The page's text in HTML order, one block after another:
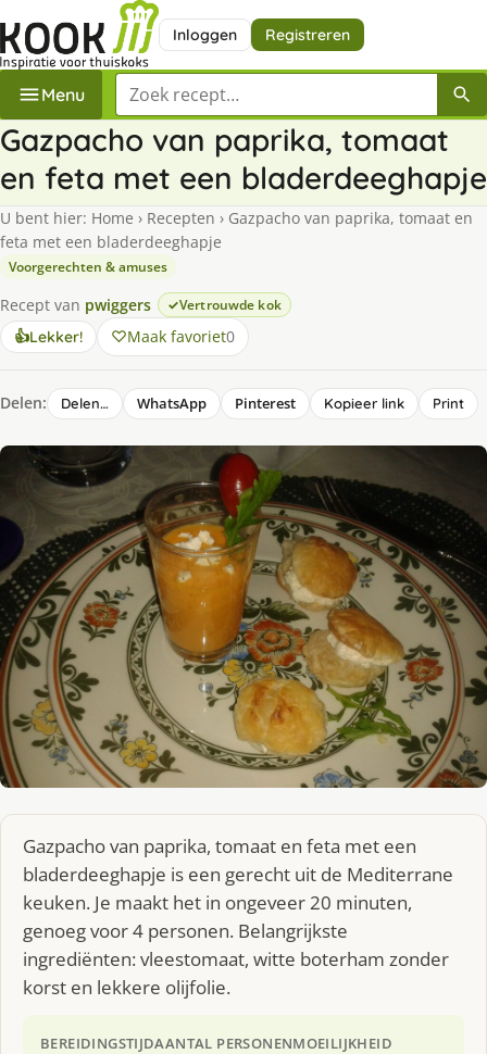
Inloggen Registreren
Menu Zoek een recept
Gazpacho van paprika, tomaat
en feta met een bladerdeeghapje
U bent hier: Home › Recepten › Gazpacho van paprika, tomaat en
feta met een bladerdeeghapje
Voorgerechten & amuses
Recept van pwiggers Vertrouwde kok
👍Lekker! Maak favoriet0
Delen: Delen… WhatsApp Pinterest Kopieer link Print
Gazpacho van paprika, tomaat en feta met een
bladerdeeghapje is een gerecht uit de Mediterrane
keuken. Je maakt het in ongeveer 20 minuten,
genoeg voor 4 personen. Belangrijkste
ingrediënten: vleestomaat, witte boterham zonder
korst en lekkere olijfolie.
BEREIDINGSTIJDAANTAL PERSONENMOEILIJKHEID